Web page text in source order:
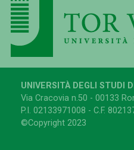
UNIVERSITÀ DEGLI STUDI
Via Cracovia n.50 - 00133
P.I. 02133971008 - C.F.
©Copyright 2023